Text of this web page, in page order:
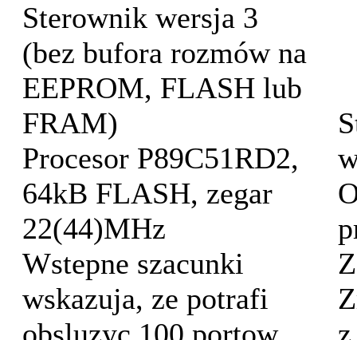
Sterownik wersja 3
(bez bufora rozmów na
EEPROM, FLASH lub
FRAM)
Procesor P89C51RD2,
64kB FLASH, zegar
22(44)MHz
Wstepne szacunki
wskazuja, ze potrafi